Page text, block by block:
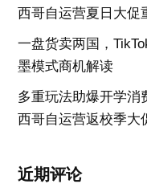
西哥自运营夏日大促
一盘货卖两国，
墨模式商机解读
多重玩法助爆开学消
西哥自运营返校季大
近期评论